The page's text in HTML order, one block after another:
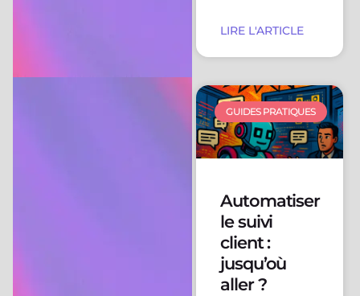
LIRE L'ARTICLE
GUIDES PRATIQUES
Automatiser
le suivi
client :
jusqu’où
aller ?